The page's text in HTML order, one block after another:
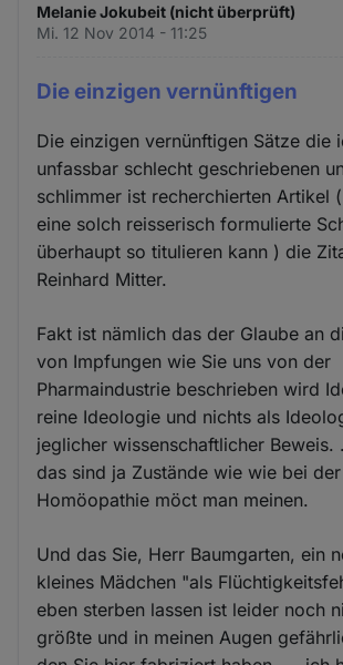
Melanie Jokubeit (nicht überprüft)
Mi. 12 Nov 2014 - 11:25
Die einzigen vernünftigen
Die einzigen vernünftigen Sätze die
unfassbar schlecht geschriebenen
schlimmer ist recherchierten Artikel
eine solch reisserisch formulierte
überhaupt so titulieren kann ) die
Reinhard Mitter.
Fakt ist nämlich das der Glaube an
von Impfungen wie Sie uns von der
Pharmaindustrie beschrieben wird
reine Ideologie und nichts als
jeglicher wissenschaftlicher Beweis.
das sind ja Zustände wie wie bei der
Homöopathie möct man meinen.
Und das Sie, Herr Baumgarten, ein
kleines Mädchen "als
eben sterben lassen ist leider noch
größte und in meinen Augen